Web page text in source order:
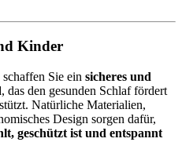
Kinder
Sie ein sicheres und
, das den gesunden Schlaf fördert
Natürliche Materialien,
Design sorgen dafür,
geschützt ist und entspannt